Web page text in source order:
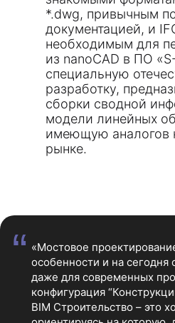
*.dwg, привычным
документацией, и
необходимым для
из nanoCAD в ПО
специальную
разработку,
сборки сводной
модели линейных
имеющую аналогов
рынке.
“ «Мостовое
особенности и на
даже для современных
конфигурация
BIM Строительство – это